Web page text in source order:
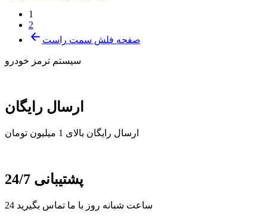
1
2
صفحه فلش سمت راست
سیستم ترمز خودرو
ارسال رایگان
ارسال رایگان بالای 1 میلیون تومان
پشتیبانی 24/7
24 ساعت شبانه روز با ما تماس بگیرید